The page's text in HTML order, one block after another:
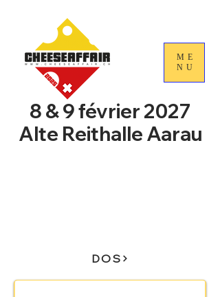
ME
NU
8 & 9 février 2027
Alte Reithalle Aarau
DOS